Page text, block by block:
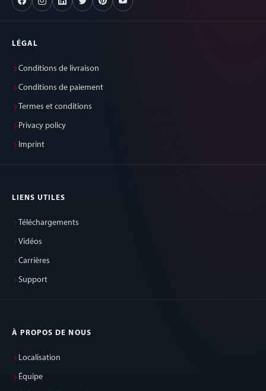
LÉGAL
Conditions de livraison
Conditions de paiement
Termes et conditions
Privacy policy
Imprint
LIENS UTILES
Téléchargements
Vidéos
Carrières
Support
À PROPOS DE NOUS
Localisation
Équipe